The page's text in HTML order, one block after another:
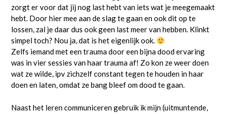
zorgt er voor dat jij nog last hebt van iets wat je meegemaakt
hebt. Door hier mee aan de slag te gaan en ook dit op te
lossen, zal je daar dus ook geen last meer van hebben. Klinkt
simpel toch? Nou ja, dat is het eigenlijk ook.
Zelfs iemand met een trauma door een bijna dood ervaring
was in vier sessies van haar trauma af! Zo kon ze weer doen
wat ze wilde, ipv zichzelf constant tegen te houden in haar
doen en laten, omdat ze bang bleef om dood te gaan.
Naast het leren communiceren gebruik ik mijn (uitmuntende,